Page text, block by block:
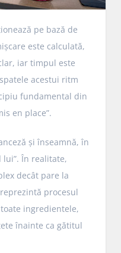
pe bază de
este calculată,
iar timpul este
acestui ritm
fundamental din
en place”.
și înseamnă, în
În realitate,
decât pare la
procesul
ingredientele,
înainte ca gătitul